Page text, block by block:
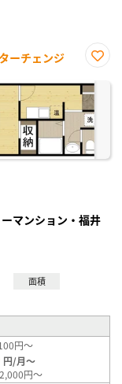
ーチェンジ
に入
り登
録
マンション・福井
面積
円～
円/月～
円～